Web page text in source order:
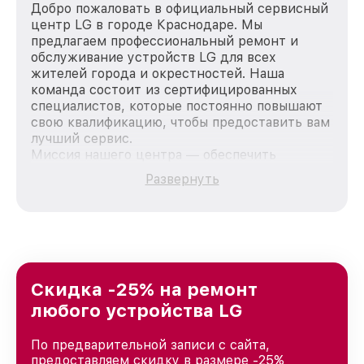
Добро пожаловать в официальный сервисный
центр LG в городе Краснодаре. Мы
предлагаем профессиональный ремонт и
обслуживание устройств LG для всех
жителей города и окрестностей. Наша
команда состоит из сертифицированных
специалистов, которые постоянно повышают
свою квалификацию, чтобы предоставить вам
лучший сервис.
Миссия нашего центра — обеспечить
качественный и доступный ремонт для
каждого пользователя продукции LG, вне
Краснодаре, постоянно повышая уровень
доверия и лояльности наших клиентов.
Развернуть
Скидка -25% на ремонт
любого устройства LG
По предварительной записи с сайта,
предоставляем скидку в размере -25%